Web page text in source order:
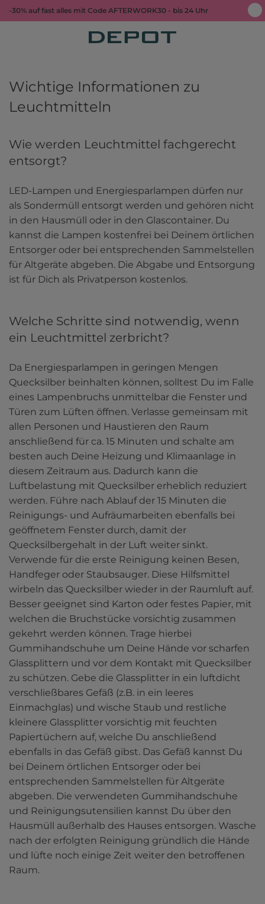
-30% auf fast alles mit Code AFTERWORK30 - bis 24 Uhr
Wichtige Informationen zu
Leuchtmitteln
Wie werden Leuchtmittel fachgerecht
entsorgt?
LED-Lampen und Energiesparlampen dürfen nur
als Sondermüll entsorgt werden und gehören nicht
in den Hausmüll oder in den Glascontainer. Du
kannst die Lampen kostenfrei bei Deinem örtlichen
Entsorger oder bei entsprechenden Sammelstellen
für Altgeräte abgeben. Die Abgabe und Entsorgung
ist für Dich als Privatperson kostenlos.
Welche Schritte sind notwendig, wenn
ein Leuchtmittel zerbricht?
Da Energiesparlampen in geringen Mengen
Quecksilber beinhalten können, solltest Du im Falle
eines Lampenbruchs unmittelbar die Fenster und
Türen zum Lüften öffnen. Verlasse gemeinsam mit
allen Personen und Haustieren den Raum
anschließend für ca. 15 Minuten und schalte am
besten auch Deine Heizung und Klimaanlage in
diesem Zeitraum aus. Dadurch kann die
Luftbelastung mit Quecksilber erheblich reduziert
werden. Führe nach Ablauf der 15 Minuten die
Reinigungs- und Aufräumarbeiten ebenfalls bei
geöffnetem Fenster durch, damit der
Quecksilbergehalt in der Luft weiter sinkt.
Verwende für die erste Reinigung keinen Besen,
Handfeger oder Staubsauger. Diese Hilfsmittel
wirbeln das Quecksilber wieder in der Raumluft auf.
Besser geeignet sind Karton oder festes Papier, mit
welchen die Bruchstücke vorsichtig zusammen
gekehrt werden können. Trage hierbei
Gummihandschuhe um Deine Hände vor scharfen
Glassplittern und vor dem Kontakt mit Quecksilber
zu schützen. Gebe die Glassplitter in ein luftdicht
verschließbares Gefäß (z.B. in ein leeres
Einmachglas) und wische Staub und restliche
kleinere Glassplitter vorsichtig mit feuchten
Papiertüchern auf, welche Du anschließend
ebenfalls in das Gefäß gibst. Das Gefäß kannst Du
bei Deinem örtlichen Entsorger oder bei
entsprechenden Sammelstellen für Altgeräte
abgeben. Die verwendeten Gummihandschuhe
und Reinigungsutensilien kannst Du über den
Hausmüll außerhalb des Hauses entsorgen. Wasche
nach der erfolgten Reinigung gründlich die Hände
und lüfte noch einige Zeit weiter den betroffenen
Raum.